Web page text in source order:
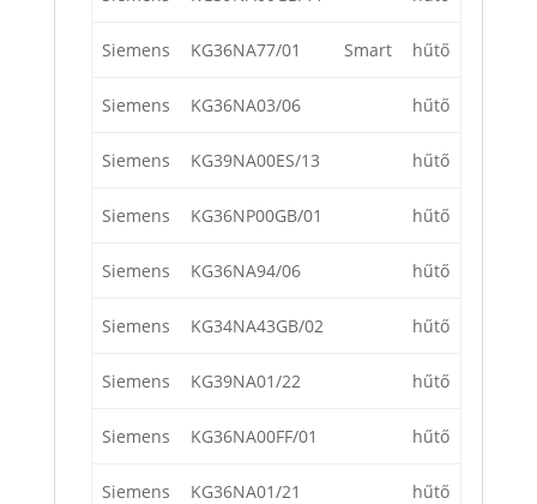
Siemens KG36NA77/01 Smart hűtő
Siemens KG36NA03/06 hűtő
Siemens KG39NA00ES/13 hűtő
Siemens KG36NP00GB/01 hűtő
Siemens KG36NA94/06 hűtő
Siemens KG34NA43GB/02 hűtő
Siemens KG39NA01/22 hűtő
Siemens KG36NA00FF/01 hűtő
Siemens KG36NA01/21 hűtő